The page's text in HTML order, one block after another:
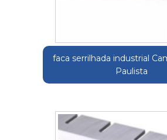
faca serrilhada industrial
Paulista